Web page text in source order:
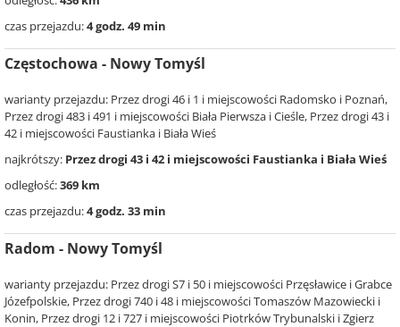
czas przejazdu:4 godz. 49 min
Częstochowa - Nowy Tomyśl
warianty przejazdu: Przez drogi 46 i 1 i miejscowości Radomsko i Poznań,
Przez drogi 483 i 491 i miejscowości Biała Pierwsza i Cieśle, Przez drogi 43 i
42 i miejscowości Faustianka i Biała Wieś
najkrótszy: Przez drogi 43 i 42 i miejscowości Faustianka i Biała Wieś
odległość:369 km
czas przejazdu:4 godz. 33 min
Radom - Nowy Tomyśl
warianty przejazdu: Przez drogi S7 i 50 i miejscowości Przęsławice i Grabce
Józefpolskie, Przez drogi 740 i 48 i miejscowości Tomaszów Mazowiecki i
Konin, Przez drogi 12 i 727 i miejscowości Piotrków Trybunalski i Zgierz